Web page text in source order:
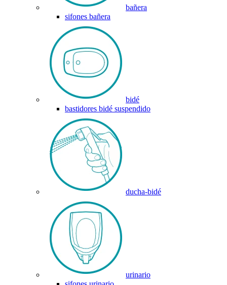
bañera
sifones bañera
bidé
bastidores bidé suspendido
ducha-bidé
urinario